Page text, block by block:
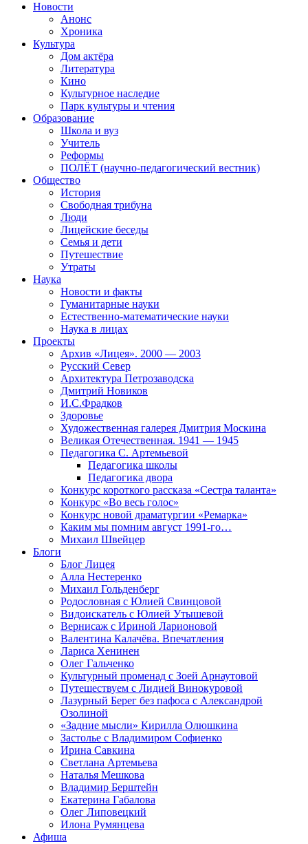
Новости
Анонс
Хроника
Культура
Дом актёра
Литература
Кино
Культурное наследие
Парк культуры и чтения
Образование
Школа и вуз
Учитель
Реформы
ПОЛЁТ (научно-педагогический вестник)
Общество
История
Свободная трибуна
Люди
Лицейские беседы
Семья и дети
Путешествие
Утраты
Наука
Новости и факты
Гуманитарные науки
Естественно-математические науки
Наука в лицах
Проекты
Архив «Лицея». 2000 — 2003
Русский Север
Архитектура Петрозаводска
Дмитрий Новиков
И.С.Фрадков
Здоровье
Художественная галерея Дмитрия Москина
Великая Отечественная. 1941 — 1945
Педагогика С. Артемьевой
Педагогика школы
Педагогика двора
Конкурс короткого рассказа «Сестра таланта»
Конкурс «Во весь голос»
Конкурс новой драматургии «Ремарка»
Каким мы помним август 1991-го…
Михаил Швейцер
Блоги
Блог Лицея
Алла Нестеренко
Михаил Гольденберг
Родословная с Юлией Свинцовой
Видоискатель с Юлией Утышевой
Вернисаж с Ириной Ларионовой
Валентина Калачёва. Впечатления
Лариса Хенинен
Олег Гальченко
Культурный променад с Зоей Арнаутовой
Путешествуем с Лидией Винокуровой
Лазурный Берег без пафоса с Александрой
Озолиной
«Задние мысли» Кирилла Олюшкина
Застолье с Владимиром Софиенко
Ирина Савкина
Светлана Артемьева
Наталья Мешкова
Владимир Берштейн
Екатерина Габалова
Олег Липовецкий
Илона Румянцева
Афиша